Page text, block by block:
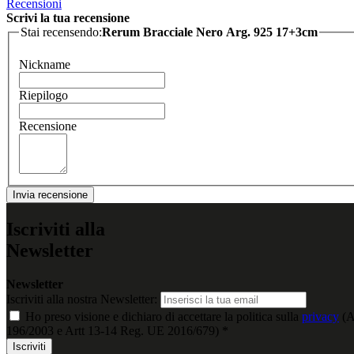
Recensioni
Scrivi la tua recensione
Stai recensendo:Rerum Bracciale Nero Arg. 925 17+3cm
Nickname
Riepilogo
Recensione
Invia recensione
Iscriviti alla
Newsletter
Newsletter
Iscriviti alla nostra Newsletter:
Ho preso visione e dichiaro di accettare la politica sulla privacy
196/2003 e Artt 13-14 Reg. UE 2016/679) *
Iscriviti